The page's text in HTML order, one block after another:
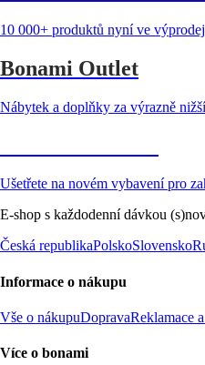
10 000+ produktů nyní ve
Bonami Outlet
Nábytek a doplňky za výrazně
Ušetřete na novém vybavení pro
E-shop s každodenní dávkou
Česká republikaPolskoSlovensko
Informace o nákupu
Vše o nákupuDopravaReklamace
Více o bonami